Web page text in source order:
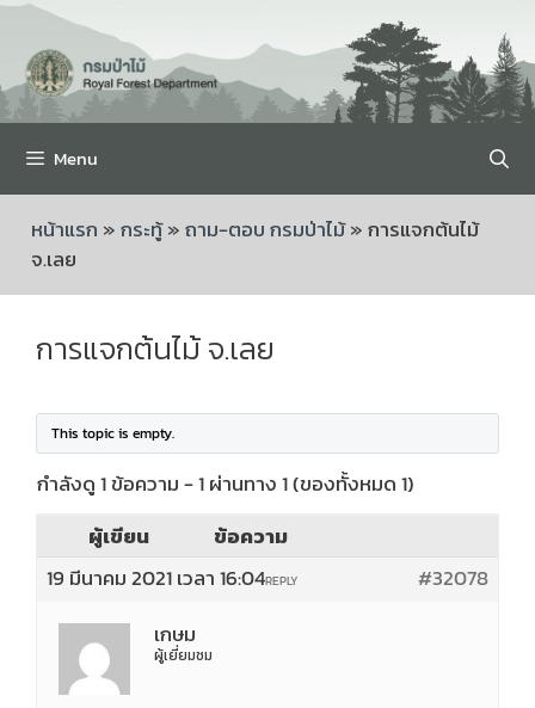
Menu
หน้าแรก »กระทู้»ถาม-ตอบ กรมป่าไม้»การแจกต้นไม้
จ.เลย
การแจกต้นไม้ จ.เลย
This topic is empty.
กำลังดู 1 ข้อความ - 1 ผ่านทาง 1 (ของทั้งหมด 1)
ผู้เขียน
ข้อความ
19 มีนาคม 2021 เวลา 16:04
#32078
REPLY
เกษม
ผู้เยี่ยมชม